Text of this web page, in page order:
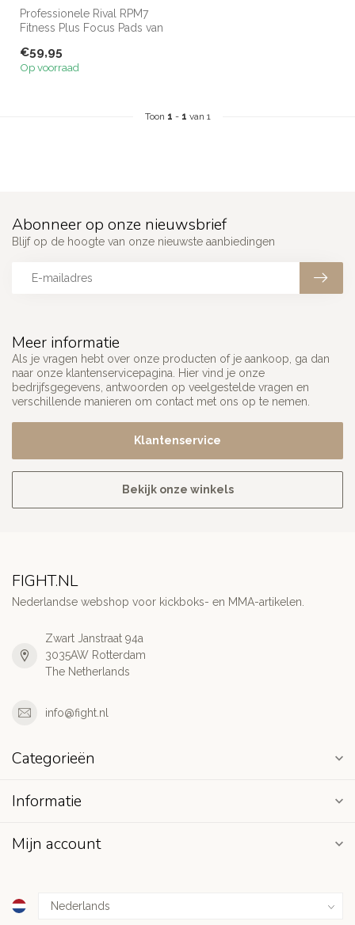
Professionele Rival RPM7
Fitness Plus Focus Pads van
Voor...
€59,95
Op voorraad
Toon 1 - 1 van 1
Meer informatie
Als je vragen hebt over onze producten of je aankoop, ga dan
naar onze klantenservicepagina. Hier vind je onze
bedrijfsgegevens, antwoorden op veelgestelde vragen en
verschillende manieren om contact met ons op te nemen.
Klantenservice
Bekijk onze winkels
Abonneer op onze nieuwsbrief
Blijf op de hoogte van onze nieuwste aanbiedingen
FIGHT.NL
Nederlandse webshop voor kickboks- en MMA-artikelen.
Zwart Janstraat 94a
3035AW Rotterdam
The Netherlands
info@fight.nl
Categorieën
Informatie
Mijn account